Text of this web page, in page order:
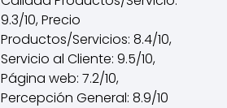
9.3/10, Precio
Productos/Servicios: 8.4/10,
Servicio al Cliente: 9.5/10,
Página web: 7.2/10,
Percepción General: 8.9/10